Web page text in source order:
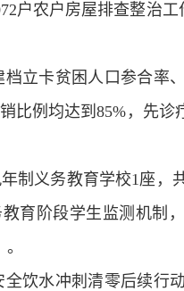
户农户房屋排查整治工
立卡贫困人口参合率
比例均达到85%，先诊
制义务教育学校1座，
育阶段学生监测机制
饮水冲刺清零后续行